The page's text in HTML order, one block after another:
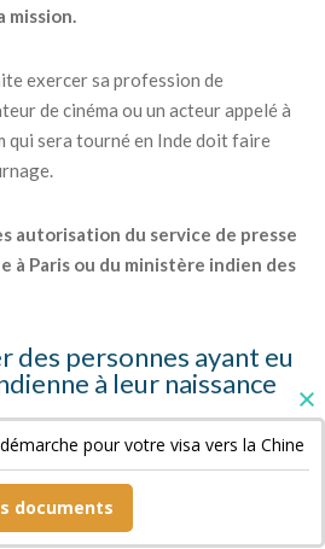
mission.
exercer sa profession de
de cinéma ou un acteur appelé à
qui sera tourné en Inde doit faire
autorisation du service de presse
à Paris ou du ministère indien des
des personnes ayant eu
à leur naissance
des copies de leur « Surrender
indien annulé ainsi qu'une
pour votre visa vers la Chine
documents